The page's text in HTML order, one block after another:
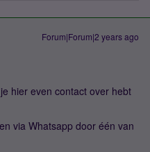
Forum|Forum|2 years ago
hier even contact over hebt
via Whatsapp door één van